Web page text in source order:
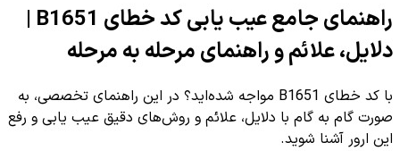
راهنمای جامع عیب یابی کد خطای B1651 |
دلایل، علائم و راهنمای مرحله به مرحله
با کد خطای B1651 مواجه شده‌اید؟ در این راهنمای تخصصی، به
صورت گام به گام با دلایل، علائم و روش‌های دقیق عیب یابی و رفع
این ارور آشنا شوید.